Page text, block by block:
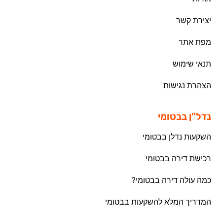
יצירת קשר
מפת אתר
תנאי שימוש
הצהרת נגישות
נדל"ן בבטומי
השקעות נדלן בבטומי
רכישת דירה בבטומי
כמה עולה דירה בבטומי?
המדריך המלא להשקעות בבטומי